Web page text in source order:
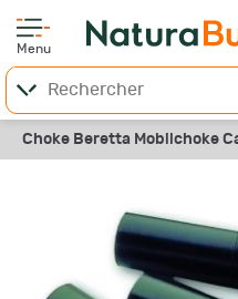
Menu
Choke Beretta Mobilchoke